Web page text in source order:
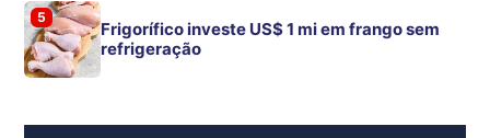
5
Frigorífico investe US$ 1 mi em frango sem
refrigeração